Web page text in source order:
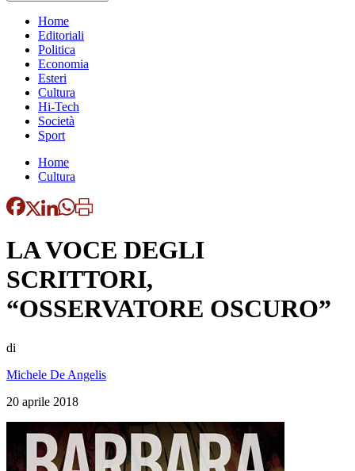
Home
Editoriali
Politica
Economia
Esteri
Cultura
Hi-Tech
Società
Sport
Home
Cultura
LA VOCE DEGLI
SCRITTORI,
“OSSERVATORE OSCURO”
di
Michele De Angelis
20 aprile 2018